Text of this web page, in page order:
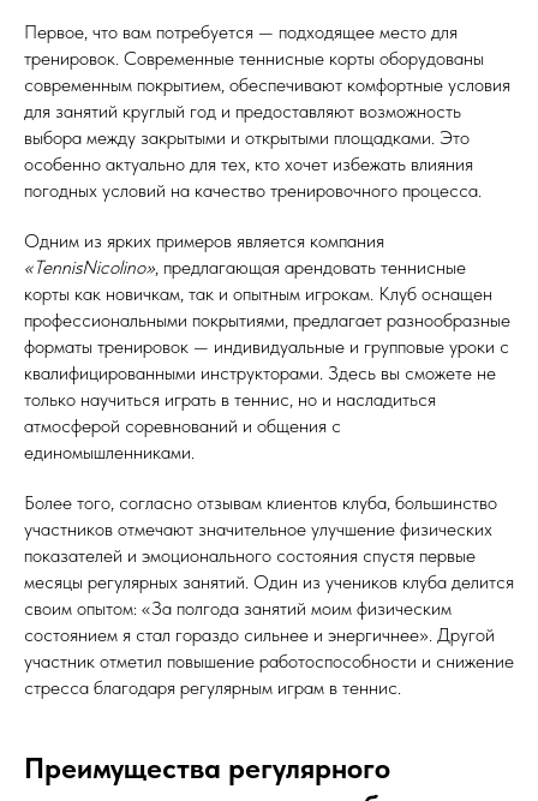
Первое, что вам потребуется — подходящее место для
тренировок. Современные теннисные корты оборудованы
современным покрытием, обеспечивают комфортные условия
для занятий круглый год и предоставляют возможность
выбора между закрытыми и открытыми площадками. Это
особенно актуально для тех, кто хочет избежать влияния
погодных условий на качество тренировочного процесса.
Одним из ярких примеров является компания
«TennisNicolino», предлагающая арендовать теннисные
корты как новичкам, так и опытным игрокам. Клуб оснащен
профессиональными покрытиями, предлагает разнообразные
форматы тренировок — индивидуальные и групповые уроки с
квалифицированными инструкторами. Здесь вы сможете не
только научиться играть в теннис, но и насладиться
атмосферой соревнований и общения с
единомышленниками.
Более того, согласно отзывам клиентов клуба, большинство
участников отмечают значительное улучшение физических
показателей и эмоционального состояния спустя первые
месяцы регулярных занятий. Один из учеников клуба делится
своим опытом: «За полгода занятий моим физическим
состоянием я стал гораздо сильнее и энергичнее». Другой
участник отметил повышение работоспособности и снижение
стресса благодаря регулярным играм в теннис.
Преимущества регулярного